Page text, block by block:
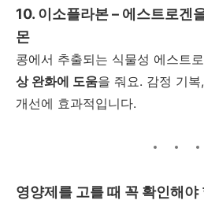
10. 이소플라본– 에스트로겐
몬
콩에서 추출되는 식물성 에스트
상 완화에 도움을 줘요. 감정 기복,
개선에 효과적입니다.
영양제를 고를 때 꼭 확인해야